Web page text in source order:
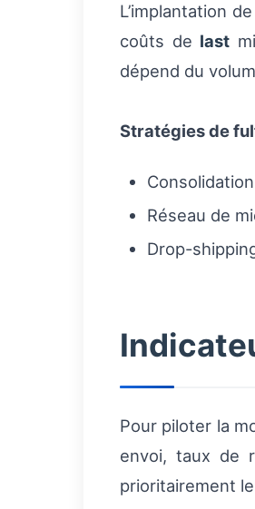
L’implantation
coûts de last
dépend du
Stratégies de
Réseau de
Drop-
Pour piloter la
envoi, taux de
prioritairement